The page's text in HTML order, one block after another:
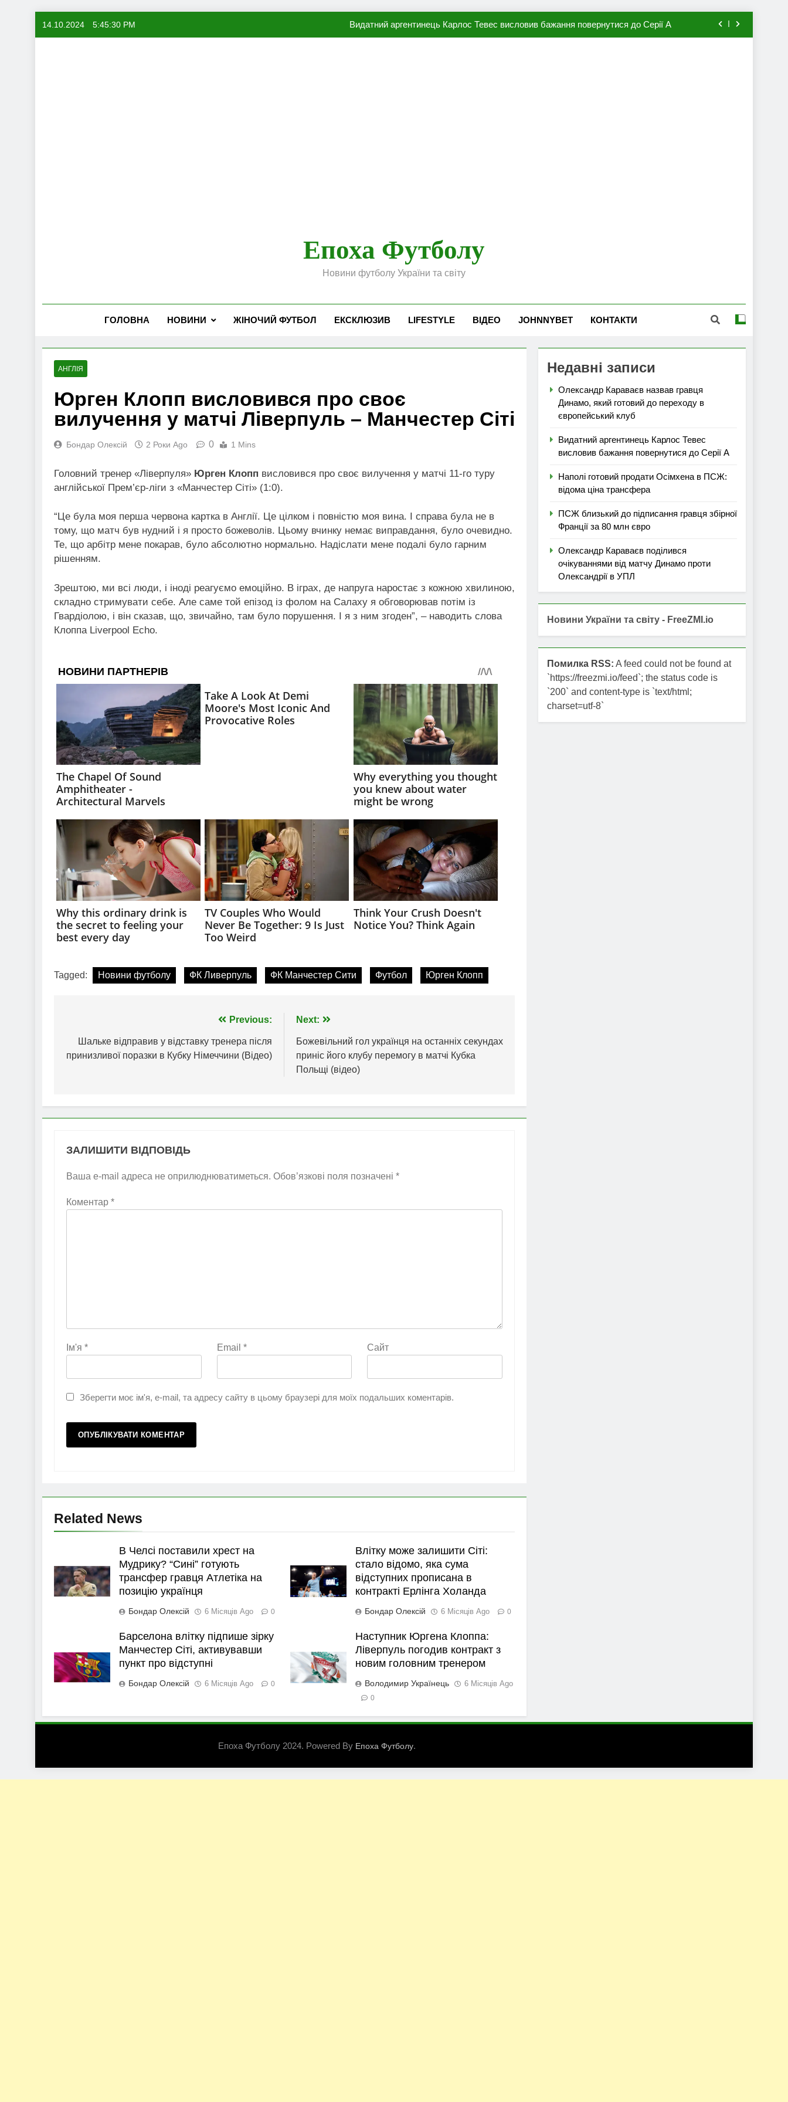
14.10.2024 5:45:31 PM Видатний аргентинець Карлос Тевес висловив бажання повернутися до Серії А
Епоха Футболу
Новини футболу України та світу
ГОЛОВНА НОВИНИ ЖІНОЧИЙ ФУТБОЛ ЕКСКЛЮЗИВ LIFESTYLE ВІДЕО JOHNNYBET КОНТАКТИ
АНГЛІЯ
Юрген Клопп висловився про своє
вилучення у матчі Ліверпуль – Манчестер Сіті
Бондар Олексій 2 Роки Ago 0 1 Mins
Головний тренер «Ліверпуля» Юрген Клопп висловився про своє вилучення у матчі 11-го туру
англійської Прем’єр-ліги з «Манчестер Сіті» (1:0).
“Це була моя перша червона картка в Англії. Це цілком і повністю моя вина. І справа була не в
тому, що матч був нудний і я просто божеволів. Цьому вчинку немає виправдання, було очевидно.
Те, що арбітр мене покарав, було абсолютно нормально. Надіслати мене подалі було гарним
рішенням.
Зрештою, ми всі люди, і іноді реагуємо емоційно. В іграх, де напруга наростає з кожною хвилиною,
складно стримувати себе. Але саме той епізод із фолом на Салаху я обговорював потім із
Гвардіолою, і він сказав, що, звичайно, там було порушення. І я з ним згоден”, – наводить слова
Клоппа Liverpool Echo.
Tagged: Новини футболу ФК Ливерпуль ФК Манчестер Сити Футбол Юрген Клопп
записів
Previous:
Шальке відправив у відставку тренера після
принизливої поразки в Кубку Німеччини (Відео)
Next:
Божевільний гол українця на останніх секундах
приніс його клубу перемогу в матчі Кубка
Польщі (відео)
ЗАЛИШИТИ ВІДПОВІДЬ
Ваша e-mail адреса не оприлюднюватиметься. Обов’язкові поля позначені *
Коментар *
Ім'я * Email * Сайт
Зберегти моє ім'я, e-mail, та адресу сайту в цьому браузері для моїх подальших коментарів.
Related News
В Челсі поставили хрест на
Мудрику? “Сині” готують
трансфер гравця Атлетіка на
позицію українця
Бондар Олексій 6 Місяців Ago 0
Влітку може залишити Сіті:
стало відомо, яка сума
відступних прописана в
контракті Ерлінга Холанда
Бондар Олексій 6 Місяців Ago 0
Барселона влітку підпише зірку
Манчестер Сіті, активувавши
пункт про відступні
Бондар Олексій 6 Місяців Ago 0
Наступник Юргена Клоппа:
Ліверпуль погодив контракт з
новим головним тренером
Володимир Українець 6 Місяців Ago
0
Недавні записи
Олександр Караваєв назвав гравця
Динамо, який готовий до переходу в
європейський клуб
Видатний аргентинець Карлос Тевес
висловив бажання повернутися до Серії А
Наполі готовий продати Осімхена в ПСЖ:
відома ціна трансфера
ПСЖ близький до підписання гравця збірної
Франції за 80 млн євро
Олександр Караваєв поділився
очікуваннями від матчу Динамо проти
Олександрії в УПЛ
Новини України та світу - FreeZMI.io
Помилка RSS: A feed could not be found at
`https://freezmi.io/feed`; the status code is
`200` and content-type is `text/html;
charset=utf-8`
Епоха Футболу 2024. Powered By Епоха Футболу.